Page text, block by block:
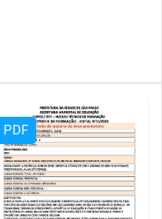
PDF